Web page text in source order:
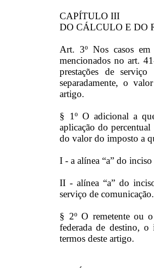
CAPÍTULO III
DO CÁLCULO E DO
Art. 3º Nos casos em
mencionados no art.
prestações de
separadamente, o
artigo.
§ 1º O adicional a
aplicação do
do valor do imposto a
I - a alínea “a” do
II - alínea “a” do
serviço de comunicação.
§ 2º O remetente ou
federada de destino, o
termos deste artigo.